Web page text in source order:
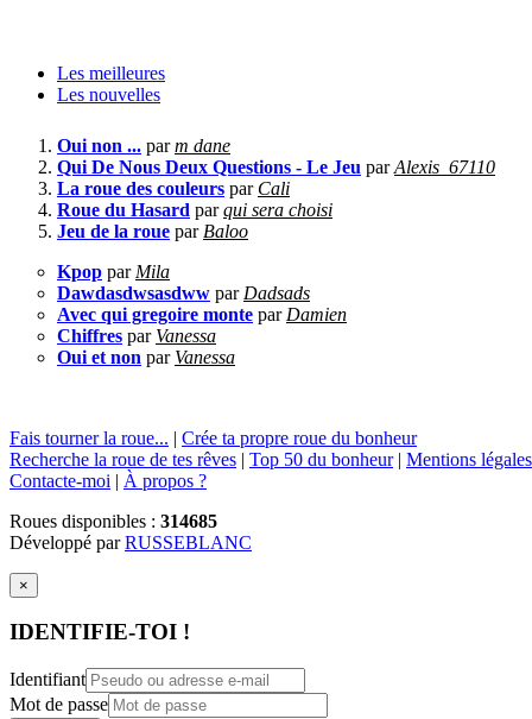
Les meilleures
Les nouvelles
Oui non ... parm dane
Qui De Nous Deux Questions - Le Jeu parAlexis_67110
La roue des couleurs par Cali
Roue du Hasard parqui sera choisi
Jeu de la roue par Baloo
Kpop par Mila
Dawdasdwsasdww par Dadsads
Avec qui gregoire monte par Damien
Chiffres par Vanessa
Oui et non par Vanessa
Fais tourner la roue... | Crée ta propre roue du bonheur
Recherche la roue de tes rêves | Top 50 du bonheur| Mentions légales
Contacte-moi | À propos ?
Roues disponibles : 314685
Développé parRUSSEBLANC
×
IDENTIFIE-TOI !
Identifiant
Mot de passe